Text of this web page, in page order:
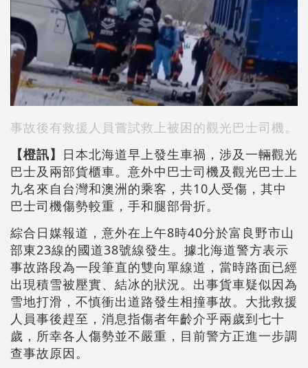
事故後有救援人員嘗試救上被困的觀光巴士司機。
【橙訊】 日本北海道早上發生車禍，涉及一輛觀光
巴士及兩部貨櫃車。意外中巴士司機及觀光巴士上
九名來自台灣和澳洲的乘客，共10人受傷，其中
巴士司機傷勢較重，手和腿部骨折。
綜合日媒報道，意外在上午8時40分於富良野市山
部東23線的國道38號線發生。據北海道警方表示
事故路段為一段筆直的雙向單線道，當時路面已經
出現積雪被壓實、結冰的狀況。出事貨車疑似因為
雪地打滑，不慎衝出道路發生相撞事故。大批救援
人員事後趕至，消息指傷者年齡介乎兩歲到七十
歲，所幸各人傷勢並不嚴重，目前警方正進一步調
查事故原因。